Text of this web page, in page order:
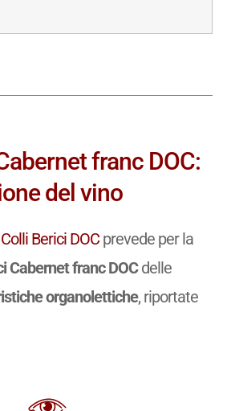
franc DOC:
del vino
Colli Berici DOCprevede per la
Cabernet franc DOCdelle
organolettiche, riportate